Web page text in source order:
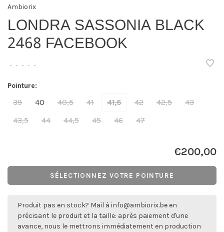
Ambiorix
LONDRA SASSONIA BLACK
2468 FACEBOOK
• • • • •
Pointure:
39 40 40,5 41 41,5 42 42,5
43
43,5
44 44,5 45 46 47
€200,00
SÉLECTIONNEZ VOTRE POINTURE
Produit pas en stock? Mail à info@ambiorix.be en
précisant le produit et la taille: après paiement d'une
avance, nous le mettrons immédiatement en production